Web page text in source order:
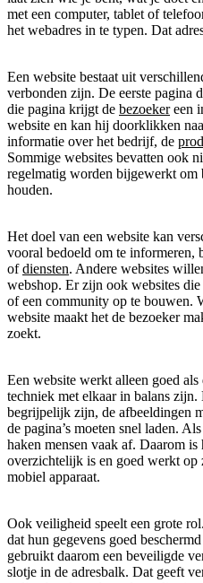
met een computer, tablet of
het webadres in te typen. Dat
Een website bestaat uit
verbonden zijn. De eerste pagina
die pagina krijgt de bezoekereen
website en kan hij doorklikken
informatie over het bedrijf, de
Sommige websites bevatten ook
regelmatig worden bijgewerkt om
houden.
Het doel van een website kan
vooral bedoeld om te informeren,
ofdiensten. Andere websites
webshop. Er zijn ook websites
of een community op te bouwen.
website maakt het de bezoeker
zoekt.
Een website werkt alleen goed
techniek met elkaar in balans
begrijpelijk zijn, de afbeeldingen
de pagina’s moeten snel laden.
haken mensen vaak af. Daarom
overzichtelijk is en goed werkt op
mobiel apparaat.
Ook veiligheid speelt een grote
dat hun gegevens goed
gebruikt daarom een beveiligde
slotje in de adresbalk. Dat geeft